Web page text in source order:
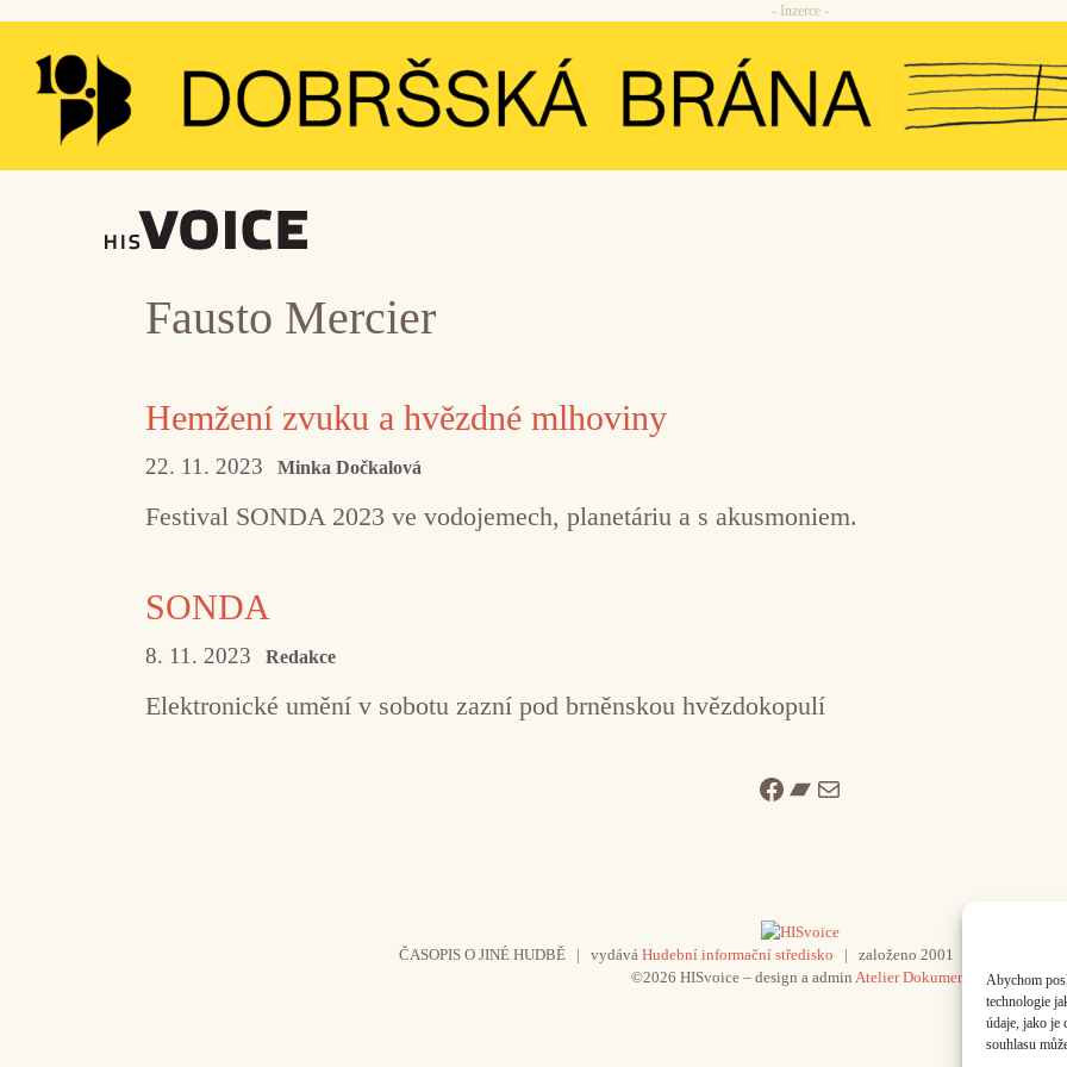
Abychom
technologie
údaje, jako je
souhlasu
Přeskočit
obsah
- Inzerce -
Fausto Mercier
Hemžení zvuku a hvězdné mlhoviny
22. 11. 2023 Minka Dočkalová
Festival SONDA 2023 ve vodojemech, planetáriu a s akusmoniem.
SONDA
8. 11. 2023 Redakce
Elektronické umění v sobotu zazní pod brněnskou hvězdokopulí
Facebook
Bandcamp
Mail
ČASOPIS O JINÉ HUDBĚ | vydává Hudební informační středisko | založeno 2001 | Kontaktujte
©2026 HISvoice – design a admin Atelier Dokument